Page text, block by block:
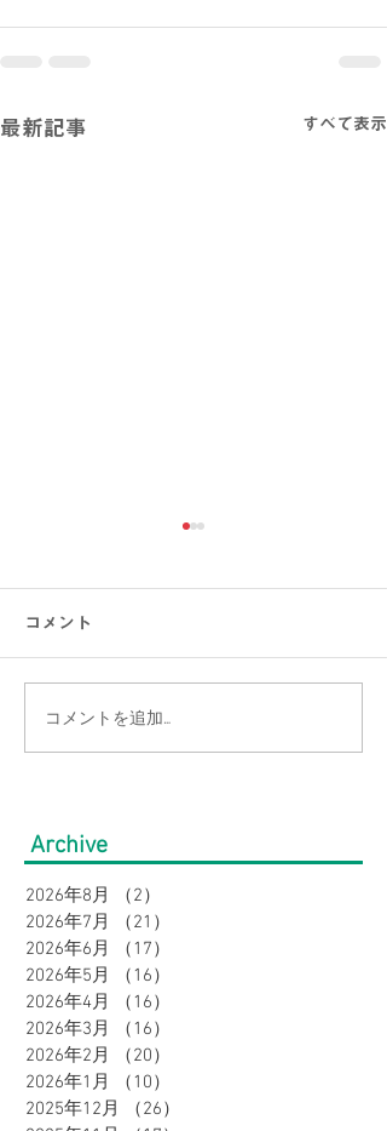
最新記事 すべて表示
【2点以上お買上でバーゲ
の店Bigワールドのクール
ボトムスフェア！接触冷
感・吸汗速乾で夏を快適
に♪
コメント
コメントを追加…
Archive
2026年8月 （2）
2026年7月
（21）
2026年6月
（17）
2026年5月
（16）
2026年4月
（16）
2026年3月
（16）
2026年2月
（20）
2026年1月
（10）
2025年12月
（26）